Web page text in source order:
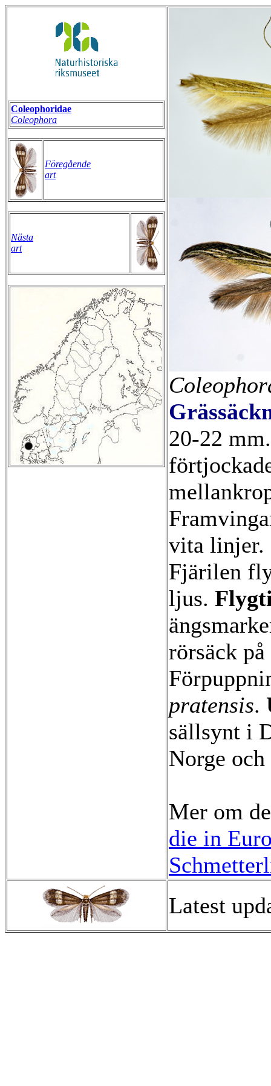
Coleophoridae
Coleophora
Föregående
art
Nästa
art
20-22
vita linjer.
Fjärilen
ljus.
rörsäck på
pratensis.
sällsynt i
Norge
Mer om
die in
Latest